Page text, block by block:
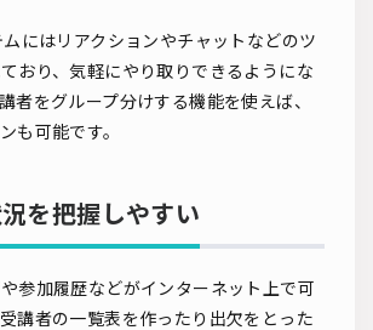
にはリアクションやチャットなどのツ
おり、気軽にやり取りできるようにな
者をグループ分けする機能を使えば、
も可能です。
を把握しやすい
参加履歴などがインターネット上で可
講者の一覧表を作ったり出欠をとった